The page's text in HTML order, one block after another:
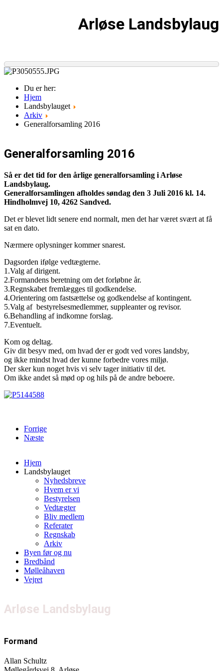
Arløse Landsbylaug
Du er her:
Hjem
Landsbylauget
Arkiv
Generalforsamling 2016
Generalforsamling 2016
Så er det tid for den årlige generalforsamling i Arløse
Landsbylaug.
Generalforsamlingen afholdes søndag den 3 Juli 2016 kl. 14.
Hindholmvej 10, 4262 Sandved.
Det er blevet lidt senere end normalt, men det har været svært at få
sat en dato.
Nærmere oplysninger kommer snarest.
Dagsorden ifølge vedtægterne.
1.Valg af dirigent.
2.Formandens beretning om det forløbne år.
3.Regnskabet fremlægges til godkendelse.
4.Orientering om fastsættelse og godkendelse af kontingent.
5.Valg af bestyrelsesmedlemmer, suppleanter og revisor.
6.Behandling af indkomne forslag.
7.Eventuelt.
Kom og deltag.
Giv dit besyv med, om hvad der er godt ved vores landsby,
og ikke mindst hvad der kunne forbedre vores miljø.
Der sker kun noget hvis vi selv tager initiativ til det.
Om ikke andet så mød op og hils på de andre beboere.
Forrige
Næste
Hjem
Landsbylauget
Nyhedsbreve
Hvem er vi
Bestyrelsen
Vedtægter
Bliv medlem
Referater
Regnskab
Arkiv
Byen før og nu
Bredbånd
Mølleåhaven
Vejret
Arløse Landsbylaug
Formand
Allan Schultz